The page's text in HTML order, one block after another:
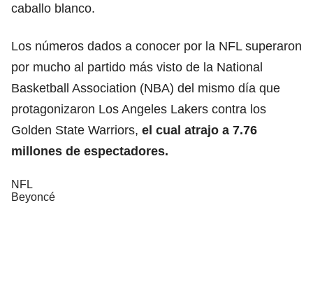
caballo blanco.
Los números dados a conocer por la NFL superaron
por mucho al partido más visto de la National
Basketball Association (NBA) del mismo día que
protagonizaron Los Angeles Lakers contra los
Golden State Warriors, el cual atrajo a 7.76
millones de espectadores.
NFL
Beyoncé